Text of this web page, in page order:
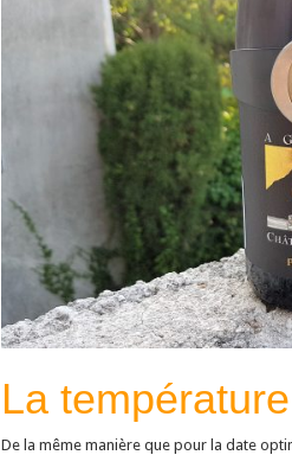
La température
De la même manière que pour la date